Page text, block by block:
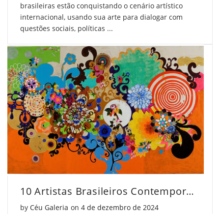
brasileiras estão conquistando o cenário artístico
internacional, usando sua arte para dialogar com
questões sociais, políticas ...
10 Artistas Brasileiros Contemporâneos que Você Precisa Conhecer
by Céu Galeria on Posted on
4 de dezembro de 2024